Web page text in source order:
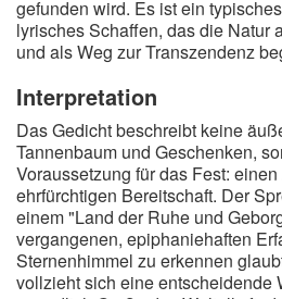
gefunden wird. Es ist ein
lyrisches Schaffen, das die Natur
und als Weg zur Transzendenz
Interpretation
Das Gedicht beschreibt keine
Tannenbaum und Geschenken,
Voraussetzung für das Fest:
ehrfürchtigen Bereitschaft. Der
einem "Land der Ruhe und
vergangenen, epiphaniehaften
Sternenhimmel zu erkennen
vollzieht sich eine entscheidende